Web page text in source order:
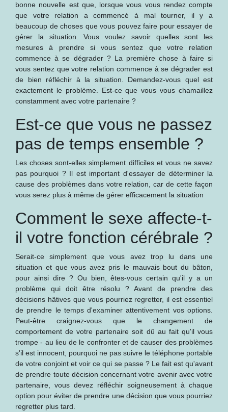
bonne nouvelle est que, lorsque vous vous rendez compte
que votre relation a commencé à mal tourner, il y a
beaucoup de choses que vous pouvez faire pour essayer de
gérer la situation. Vous voulez savoir quelles sont les
mesures à prendre si vous sentez que votre relation
commence à se dégrader ? La première chose à faire si
vous sentez que votre relation commence à se dégrader est
de bien réfléchir à la situation. Demandez-vous quel est
exactement le problème. Est-ce que vous vous chamaillez
constamment avec votre partenaire ?
Est-ce que vous ne passez
pas de temps ensemble ?
Les choses sont-elles simplement difficiles et vous ne savez
pas pourquoi ? Il est important d'essayer de déterminer la
cause des problèmes dans votre relation, car de cette façon
vous serez plus à même de gérer efficacement la situation
Comment le sexe affecte-t-
il votre fonction cérébrale ?
Serait-ce simplement que vous avez trop lu dans une
situation et que vous avez pris le mauvais bout du bâton,
pour ainsi dire ? Ou bien, êtes-vous certain qu'il y a un
problème qui doit être résolu ? Avant de prendre des
décisions hâtives que vous pourriez regretter, il est essentiel
de prendre le temps d'examiner attentivement vos options.
Peut-être craignez-vous que le changement de
comportement de votre partenaire soit dû au fait qu'il vous
trompe - au lieu de le confronter et de causer des problèmes
s'il est innocent, pourquoi ne pas suivre le téléphone portable
de votre conjoint et voir ce qui se passe ? Le fait est qu'avant
de prendre toute décision concernant votre avenir avec votre
partenaire, vous devez réfléchir soigneusement à chaque
option pour éviter de prendre une décision que vous pourriez
regretter plus tard.